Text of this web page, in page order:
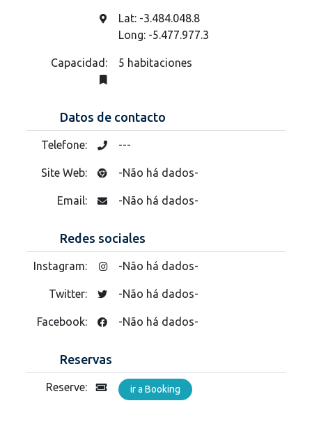
Lat: -3.484.048.8
Long: -5.477.977.3
Capacidad: 5 habitaciones
Datos de contacto
Telefone: ---
Site Web: -Não há dados-
Email: -Não há dados-
Redes sociales
Instagram: -Não há dados-
Twitter: -Não há dados-
Facebook: -Não há dados-
Reservas
Reserve: ir a Booking